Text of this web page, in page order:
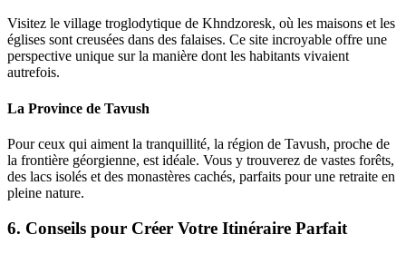
Visitez le village troglodytique de Khndzoresk, où les maisons et les
églises sont creusées dans des falaises. Ce site incroyable offre une
perspective unique sur la manière dont les habitants vivaient
autrefois.
La Province de Tavush
Pour ceux qui aiment la tranquillité, la région de Tavush, proche de
la frontière géorgienne, est idéale. Vous y trouverez de vastes forêts,
des lacs isolés et des monastères cachés, parfaits pour une retraite en
pleine nature.
6. Conseils pour Créer Votre Itinéraire Parfait